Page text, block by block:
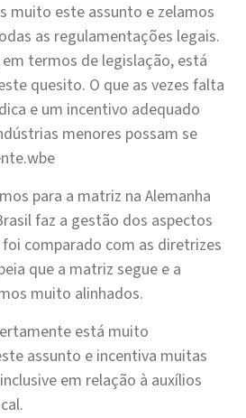
muito este assunto e zelamos
as regulamentações legais.
termos de legislação, está
quesito. O que as vezes falta
e um incentivo adequado
menores possam se
para a matriz na Alemanha
faz a gestão dos aspectos
comparado com as diretrizes
que a matriz segue e a
muito alinhados.
está muito
assunto e incentiva muitas
em relação à auxílios